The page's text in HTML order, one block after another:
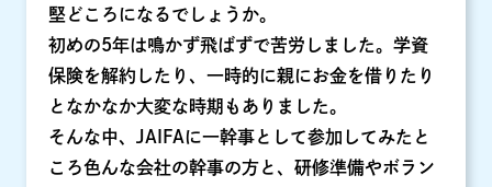
堅どころになるでしょうか。
初めの5年は鳴かず飛ばずで苦労しました。学資
保険を解約したり、一時的に親にお金を借りたり
となかなか大変な時期もありました。
そんな中、JAIFAに一幹事として参加してみたと
ころ色んな会社の幹事の方と、研修準備やボラン